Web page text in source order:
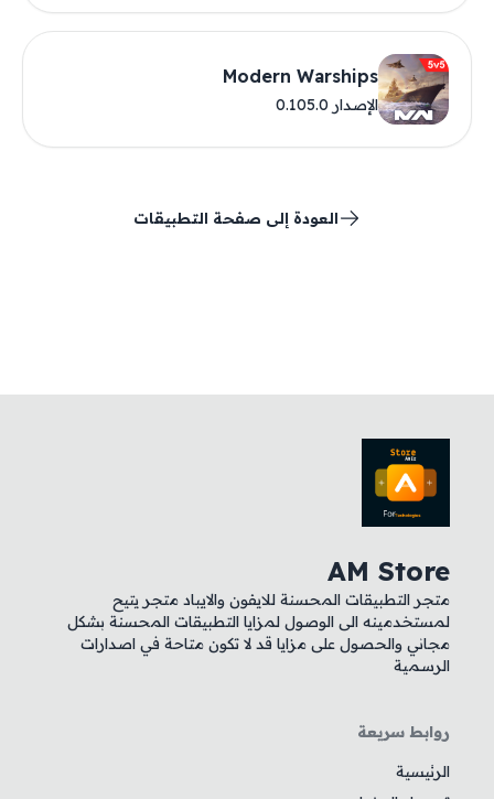
Modern Warships
الإصدار 0.105.0
العودة إلى صفحة التطبيقات
AM Store
متجر التطبيقات المحسنة للايفون والايباد متجر يتيح
لمستخدمينه الى الوصول لمزايا التطبيقات المحسنة بشكل
مجاني والحصول على مزايا قد لا تكون متاحة في اصدارات
الرسمية
روابط سريعة
الرئيسية